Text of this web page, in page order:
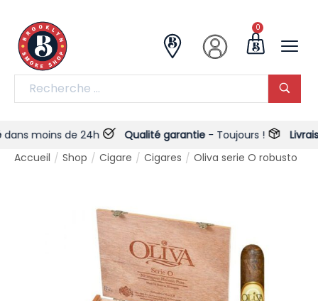
0
moins de 24h Qualité garantie- Toujours !
Livraison
Accueil / Shop / Cigare / Cigares / Oliva serie O robusto